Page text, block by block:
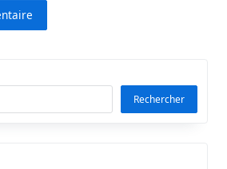
Rechercher